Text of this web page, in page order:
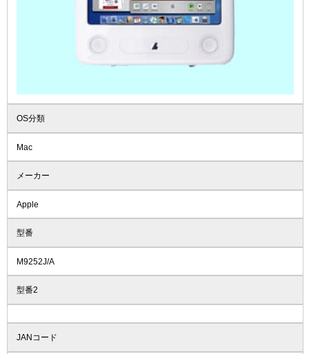
OS分類
Mac
メーカー
Apple
型番
M9252J/A
型番2
JANコード